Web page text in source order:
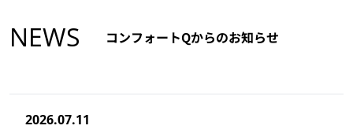
NEWS コンフォートQからのお知らせ
2026.07.11